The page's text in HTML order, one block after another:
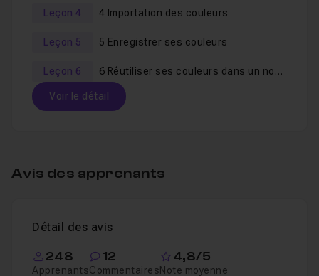
Leçon 4 4 Importation des couleurs
Leçon 5 5 Enregistrer ses couleurs
Leçon 6 6 Réutiliser ses couleurs dans un nouveau fichier
Voir le détail
Leçon 2 2 Le fonctionnement des couleurs dans
Avis des apprenants
Détail des avis
248
Apprenants
12
Commentaires
4,8/5
Note moyenne